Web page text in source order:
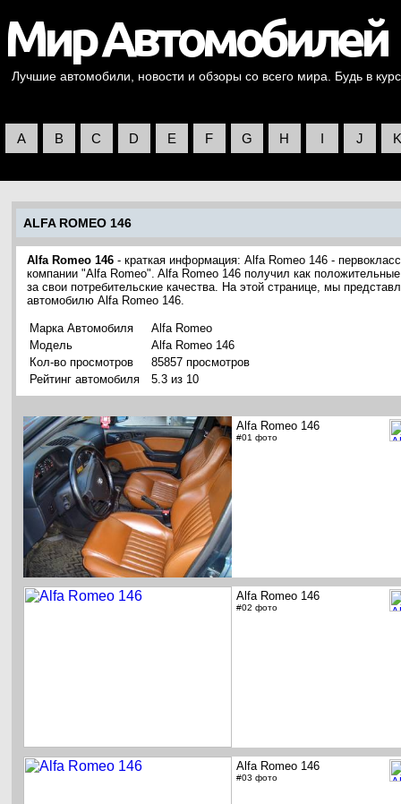
Лучшие автомобили, новости и обзоры со всего мира. Будь в
A B C D E F G H I J K
ALFA ROMEO 146
Alfa Romeo 146 - краткая информация: Alfa Romeo 146 -
компании "Alfa Romeo". Alfa Romeo 146 получил как
за свои потребительские качества. На этой странице, мы
автомобилю Alfa Romeo 146.
Марка Автомобиля
Alfa Romeo
Модель
Alfa Romeo 146
Кол-во просмотров
85857 просмотров
Рейтинг автомобиля
5.3 из 10
Alfa Romeo 146
#01 фото
Alfa Romeo 146
#02 фото
Alfa Romeo 146
#03 фото